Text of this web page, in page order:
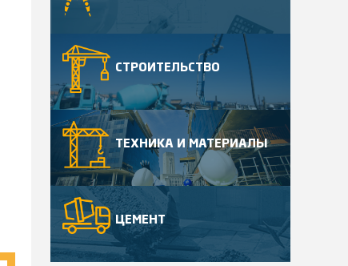
СТРОИТЕЛЬСТВО
ТЕХНИКА И МАТЕРИАЛЫ
ЦЕМЕНТ